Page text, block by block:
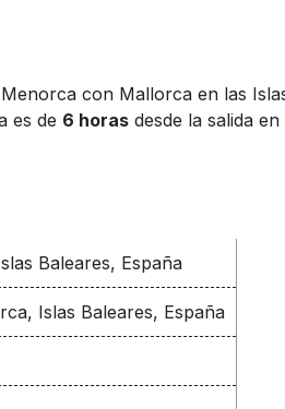
con Mallorca en las
es de 6 horas desde la salida
Baleares, España
Islas Baleares, España